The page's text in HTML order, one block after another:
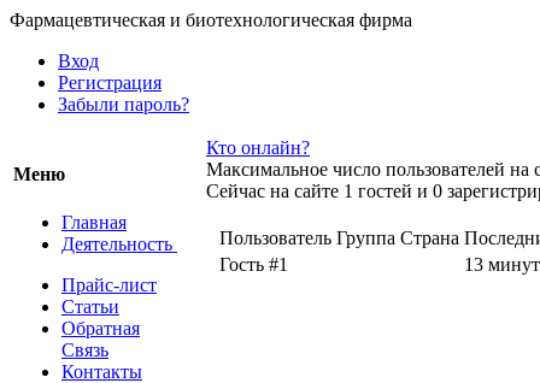
Фармацевтическая и биотехнологическая фирма
Вход
Регистрация
Забыли пароль?
Меню
Главная
Деятельность
Прайс-лист
Статьи
Обратная
Связь
Контакты
Кто онлайн?
Максимальное число пользователей на
Сейчас на сайте 1 гостей и 0
Пользователь Группа Страна
Гость #1
13 минут